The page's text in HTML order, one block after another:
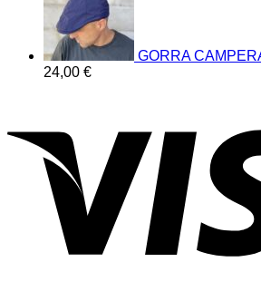
GORRA
24,00 €